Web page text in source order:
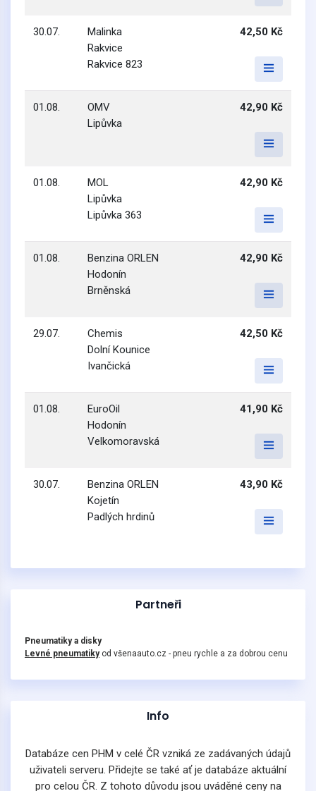
30.07.
Malinka
Rakvice
Rakvice 823
42,50 Kč
01.08.
OMV
Lipůvka
42,90 Kč
01.08.
MOL
Lipůvka
Lipůvka 363
42,90 Kč
01.08.
Benzina ORLEN
Hodonín
Brněnská
42,90 Kč
29.07.
Chemis
Dolní Kounice
Ivančická
42,50 Kč
01.08.
EuroOil
Hodonín
Velkomoravská
41,90 Kč
30.07.
Benzina ORLEN
Kojetín
Padlých hrdinů
43,90 Kč
Partneři
Pneumatiky a disky
Levné pneumatikyod všenaauto.cz - pneu rychle a za dobrou cenu
Info
Databáze cen PHM v celé ČR vzniká ze zadávaných údajů
uživateli serveru. Přidejte se také ať je databáze aktuální
pro celou ČR. Z tohoto důvodu jsou uváděné ceny na